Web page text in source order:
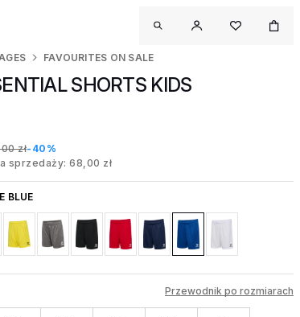
FAVOURITES ON SALE
SHORTS KIDS
zł-40%
sprzedaży: 68,00 zł
BLUE
Przewodnik po rozmiarach